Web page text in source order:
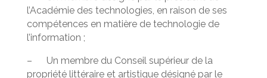
l’Académie des technologies, en raison de ses
compétences en matière de technologie de
l’information ;
– Un membre du Conseil supérieur de la
propriété littéraire et artistique désigné par le